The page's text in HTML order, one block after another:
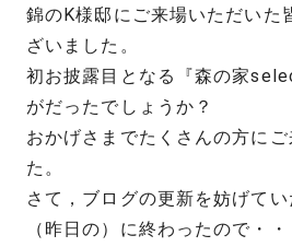
錦のK様邸にご来場いただいた
ざいました。
初お披露目となる『森の家
がだったでしょうか？
おかげさまでたくさんの方に
た。
さて，ブログの更新を妨げて
（昨日の）に終わったので・